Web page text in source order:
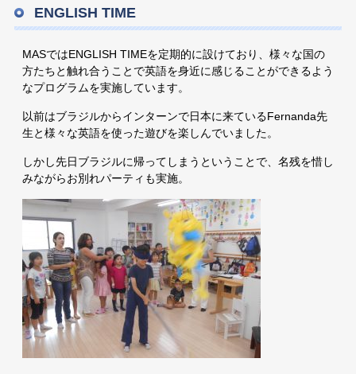
ENGLISH TIME
MASではENGLISH TIMEを定期的に設けており、様々な国の
方たちと触れ合うことで英語を身近に感じることができるよう
なプログラムを実施しています。
以前はブラジルからインターンで日本に来ているFernanda先
生と様々な英語を使った遊びを楽しんでいました。
しかし先日ブラジルに帰ってしまうということで、名残を惜し
みながらお別れパーティも実施。